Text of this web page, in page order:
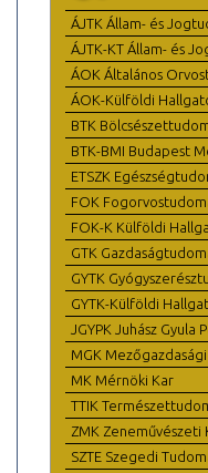
ÁJTK Állam- és
ÁJTK-KT Állam- és
ÁOK Általános
ÁOK-Külföldi
BTK
BTK-BMI Budapest
ETSZK
FOK
FOK-K Külföldi
GTK
GYTK
GYTK-Külföldi
JGYPK Juhász Gyula
MGK
MK Mérnöki Kar
TTIK
ZMK Zeneművészeti
SZTE Szegedi